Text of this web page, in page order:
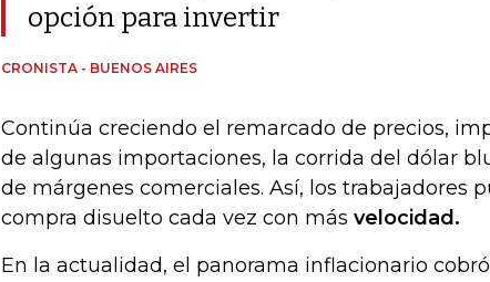
opción para invertir
CRONISTA - BUENOS AIRES
Continúa creciendo el remarcado de precios,
de algunas importaciones, la corrida del dólar
de márgenes comerciales. Así, los trabajadores
compra disuelto cada vez con más velocidad.
En la actualidad, el panorama inflacionario